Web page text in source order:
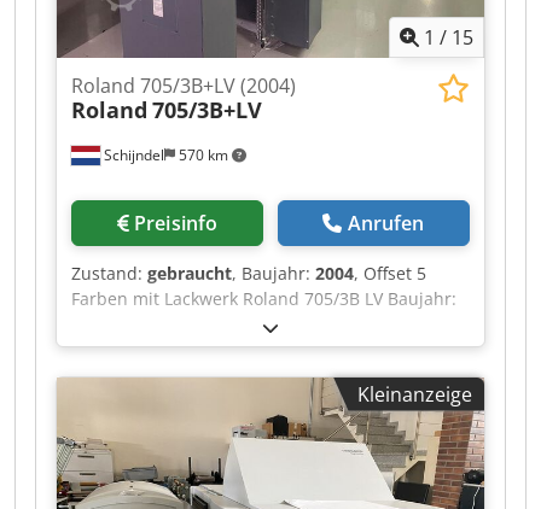
IR + hot-air Ausleger - Pudergerät: PowderStar
Zubehör - Luftversorgungsschrank: AirStar -
Druckluft Kompressor: Atlas Copco
1 / 15
Schijndel 570 km
Roland 705/3B+LV (2004)
Roland 705/3B+LV
Preisinfo Anrufen
Zustand: gebraucht, Baujahr: 2004, Offset 5
Farben mit Lackwerk Roland 705/3B LV Baujahr:
2004 Druckzahl (Mio.): 258 Maschine Steuerung -
RCI - RCI JobCard Anleger - Saugbändertisch -
Entelektrisierung - Stahlplatte in Anleger
Druckwerke - Anzahl Druckwerken: 5 - Maschine
ohne Wendung - APL aber genützt als PPL
halbautomatischer Plattenwechsel - RolandMatic
- Automatische Farbwalzenwascheinrichtung -
Automatische Gummituchwascheinrichtung
Kleinanzeige